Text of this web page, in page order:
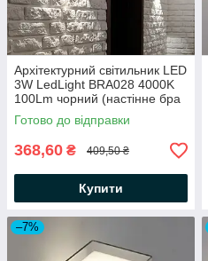
Архітектурний світильник LED
3W LedLight BRA028 4000K
100Lm чорний (настінне бра
Feron DH028) IP54
12x12x5см
Готово до відправки
368,60 ₴ 409,50 ₴
Купити
–7%